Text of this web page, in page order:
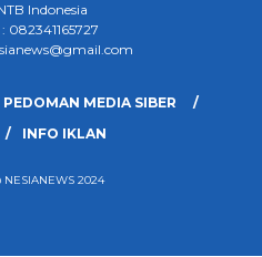
Indonesia
082341165727
PEDOMAN MEDIA SIBER
INFO IKLAN
NESIANEWS 2024